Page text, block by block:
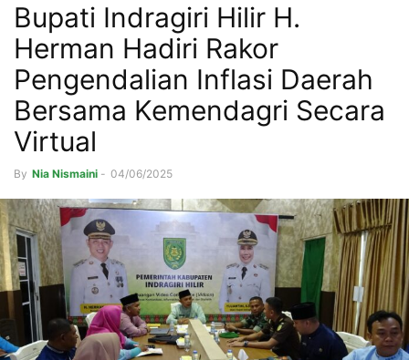
Bupati Indragiri Hilir H.
Herman Hadiri Rakor
Pengendalian Inflasi Daerah
Bersama Kemendagri Secara
Virtual
By Nia Nismaini - 04/06/2025